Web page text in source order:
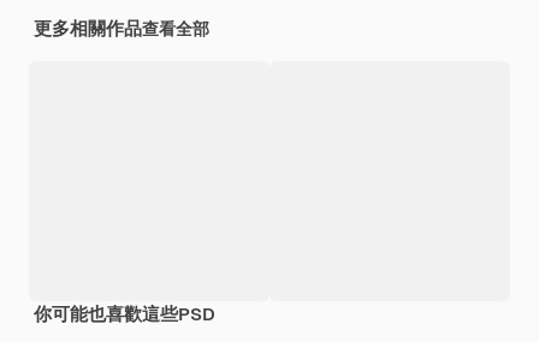
更多相關作品查看全部
你可能也喜歡這些PSD